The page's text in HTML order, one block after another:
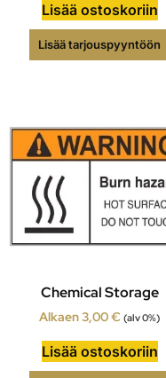
Lisää ostoskoriin
Lisää tarjouspyyntöön
Chemical Storage
Alkaen3,00€ (alv 0%)
Lisää ostoskoriin